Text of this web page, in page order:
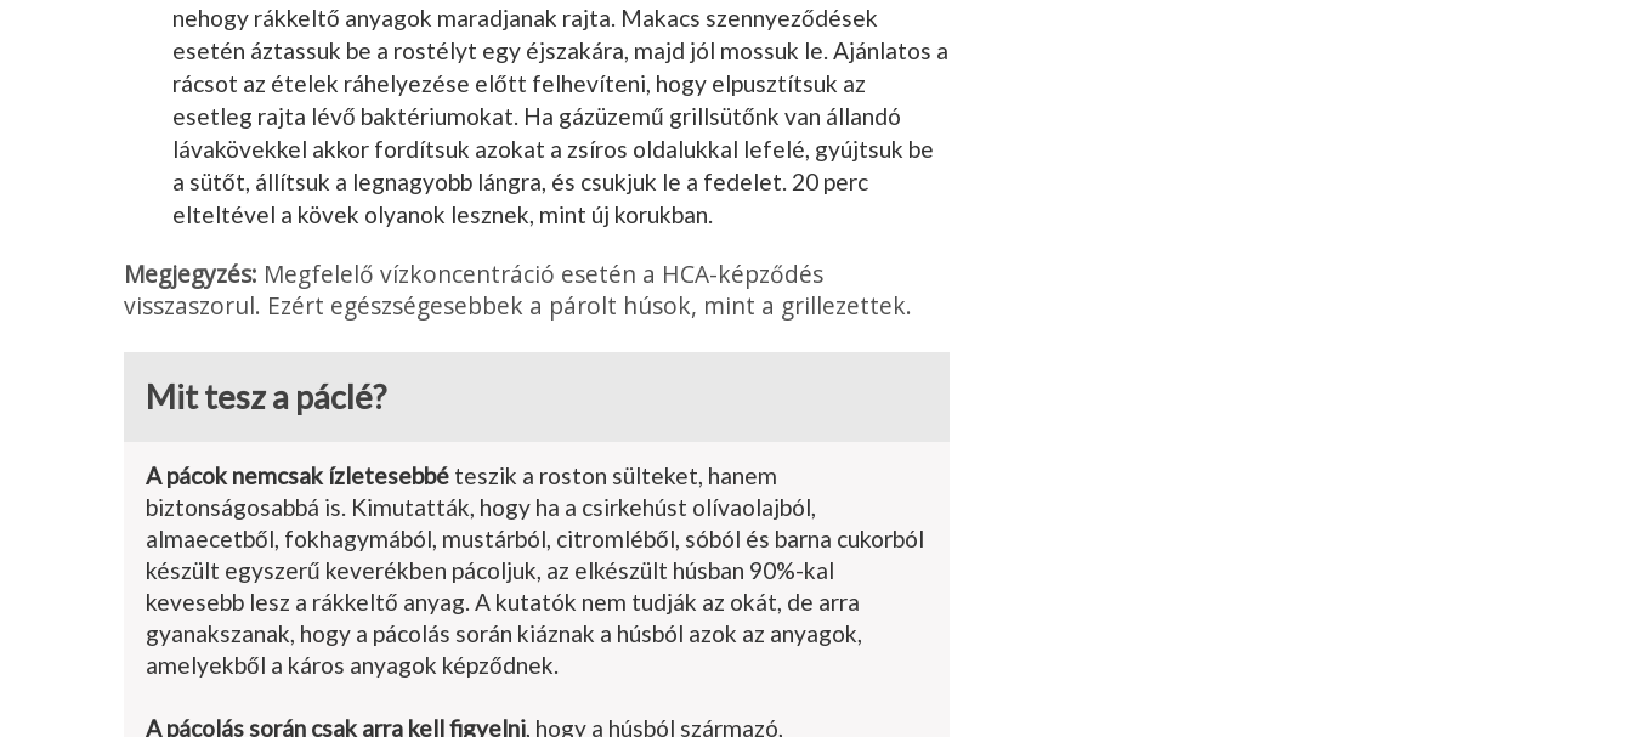
nehogy rákkeltő anya­gok maradjanak rajta. Makacs szennyeződések
esetén áztassuk be a rostélyt egy éjszakára, majd jól mossuk le. Ajánlatos a
rácsot az ételek ráhelyezése előtt felhevíte­ni, hogy elpusztítsuk az
esetleg rajta lévő baktériumokat. Ha gázüzemű grillsütőnk van állandó
lávakövekkel akkor fordítsuk azokat a zsíros oldalukkal lefelé, gyújtsuk be
a sütőt, állítsuk a leg­nagyobb lángra, és csukjuk le a fedelet. 20 perc
elteltével a kövek olyanok lesznek, mint új korukban.
Megjegyzés: Megfelelő vízkoncentráció esetén a HCA-képződés
visszaszorul. Ezért egészségesebbek a párolt húsok, mint a grillezettek.
Mit tesz a páclé?
A pácok nemcsak ízletesebbé teszik a roston sülteket, hanem
biztonságosabbá is. Kimutatták, hogy ha a csirkehúst olívaolajból,
almaecetből, fokhagymából, mus­tárból, citromléből, sóból és barna cukorból
készült egyszerű keverék­ben pácoljuk, az elkészült húsban 90%-kal
kevesebb lesz a rákkeltő anyag. A kutatók nem tudják az okát, de arra
gyanakszanak, hogy a pácolás során kiáznak a húsból azok az anyagok,
amelyek­ből a káros anyagok képződnek.
A pácolás során csak arra kell figyelni, hogy a húsból származó,